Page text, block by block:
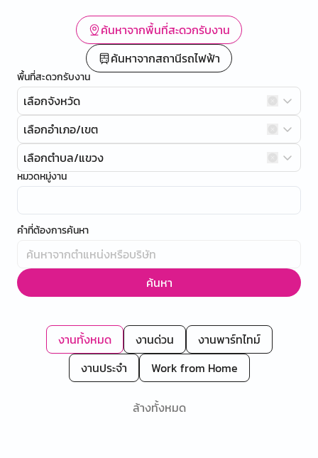
ค้นหาจากพื้นที่สะดวกรับงาน
ค้นหาจากสถานีรถไฟฟ้า
พื้นที่สะดวกรับงาน
เลือกจังหวัด
เลือกอำเภอ/เขต
เลือกตำบล/แขวง
หมวดหมู่งาน
คำที่ต้องการค้นหา
ค้นหา
งานทั้งหมด งานด่วน
งานพาร์ทไทม์
งานประจำ
Work from Home
ล้างทั้งหมด